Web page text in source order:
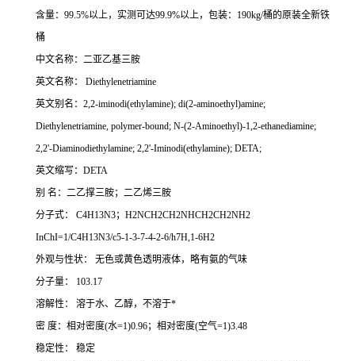
含量：99.5%以上，实测可达99.9%以上，包装：190kg/桶的原装全新铁
桶
中文名称：二亚乙基三胺
英文名称： Diethylenetriamine
英文别名：2,2-iminodi(ethylamine); di(2-aminoethyl)amine;
Diethylenetriamine, polymer-bound; N-(2-Aminoethyl)-1,2-ethanediamine;
2,2'-Diaminodiethylamine; 2,2'-Iminodi(ethylamine); DETA;
英文缩写：DETA
别 名：二乙撑三胺；二乙烯三胺
分子式： C4H13N3；H2NCH2CH2NHCH2CH2NH2
InChI=1/C4H13N3/c5-1-3-7-4-2-6/h7H,1-6H2
外观与性状： 无色或黄色透明液体，略有氨的气味
分子量： 103.17
溶解性： 溶于水、乙醇，不溶于*
密 度：相对密度(水=1)0.96；相对密度(空气=1)3.48
稳定性： 稳定